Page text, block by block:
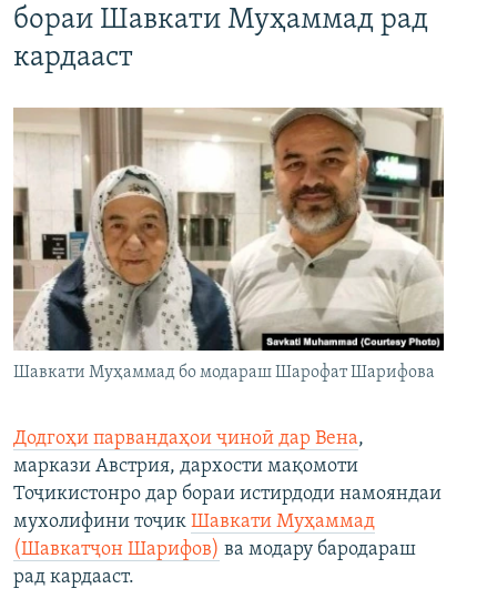
бораи Шавкати Муҳаммад рад
кардааст
Шавкати Муҳаммад бо модараш Шарофат Шарифова
Додгоҳи парвандаҳои ҷиноӣ дар Вена,
маркази Австрия, дархости мақомоти
Тоҷикистонро дар бораи истирдоди намояндаи
мухолифини тоҷик Шавкати Муҳаммад
(Шавкатҷон Шарифов) ва модару бародараш
рад кардааст.